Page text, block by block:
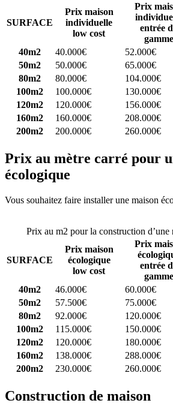
SURFACE
Prix maison
individuelle
low cost
Prix
entrée
gamme
40m2
40.000€ 52.000€
50m2
50.000€ 65.000€
80m2
80.000€ 104.000€
100m2
100.000€ 130.000€
120m2
120.000€ 156.000€
160m2
160.000€ 208.000€
200m2
200.000€ 260.000€
Prix au mètre carré pour
écologique
Vous souhaitez faire installer une maison
Prix au m2 pour la construction d’une
SURFACE
Prix maison
écologique
low cost
Prix
entrée
gamme
40m2
46.000€ 60.000€
50m2
57.500€ 75.000€
80m2
92.000€ 120.000€
100m2
115.000€ 150.000€
120m2
120.000€ 180.000€
160m2
138.000€ 288.000€
200m2
230.000€ 260.000€
Construction de maison